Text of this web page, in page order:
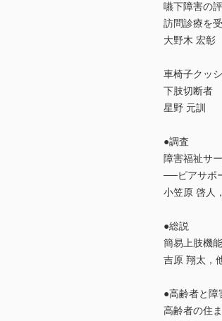
嚥下障害の
訪問診療を
大野木 宏彰
車椅子クッ
下肢切断者
星野 元訓
●調査
障害福祉サ
──ピアサポ
小笠原 啓人
●総説
簡易上肢機
吉原 翔太，
●高齢者と
高齢者の住